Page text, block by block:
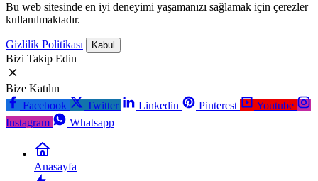
Bu web sitesinde en iyi deneyimi yaşamanızı sağlamak için çerezler
kullanılmaktadır.
Gizlilik Politikası Kabul
Bizi Takip Edin
Bize Katılın
Facebook
Twitter Linkedin Pinterest
Youtube
Instagram
Whatsapp
Anasayfa